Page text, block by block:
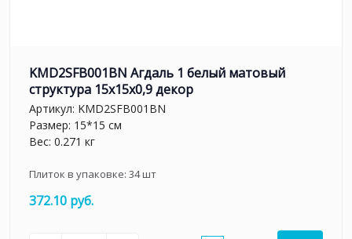
KMD2SFB001BN Агдаль 1 белый матовый
структура 15x15x0,9 декор
Артикул: KMD2SFB001BN
Размер: 15*15 см
Вес: 0.271 кг
Плиток в упаковке: 34шт
372.10 руб.